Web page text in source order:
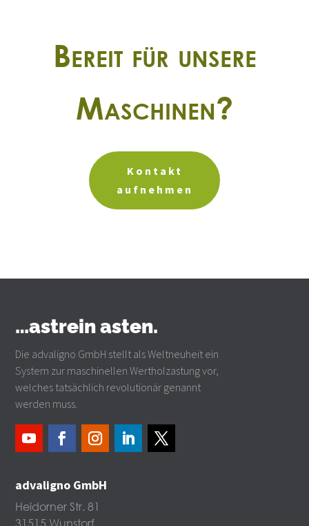
Bereit für unsere
Maschinen?
Kontakt
aufnehmen
…astrein asten.
Die advaligno GmbH stellt als Weltneuheit ein
System zur maschinellen Wertholzastung vor,
welches tatsächlich revolutionär genannt
werden muss.
advaligno GmbH
Heidorner Str. 81
31515 Wunstorf